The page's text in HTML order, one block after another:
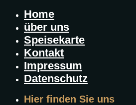
Home
über uns
Speisekarte
Kontakt
Impressum
Datenschutz
Hier finden Sie uns